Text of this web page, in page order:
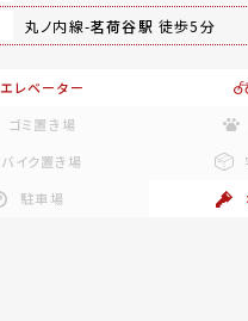
丸ノ内線-茗荷谷駅 徒歩5分
エレベーター
ゴミ置き場
バイク置き場
駐車場